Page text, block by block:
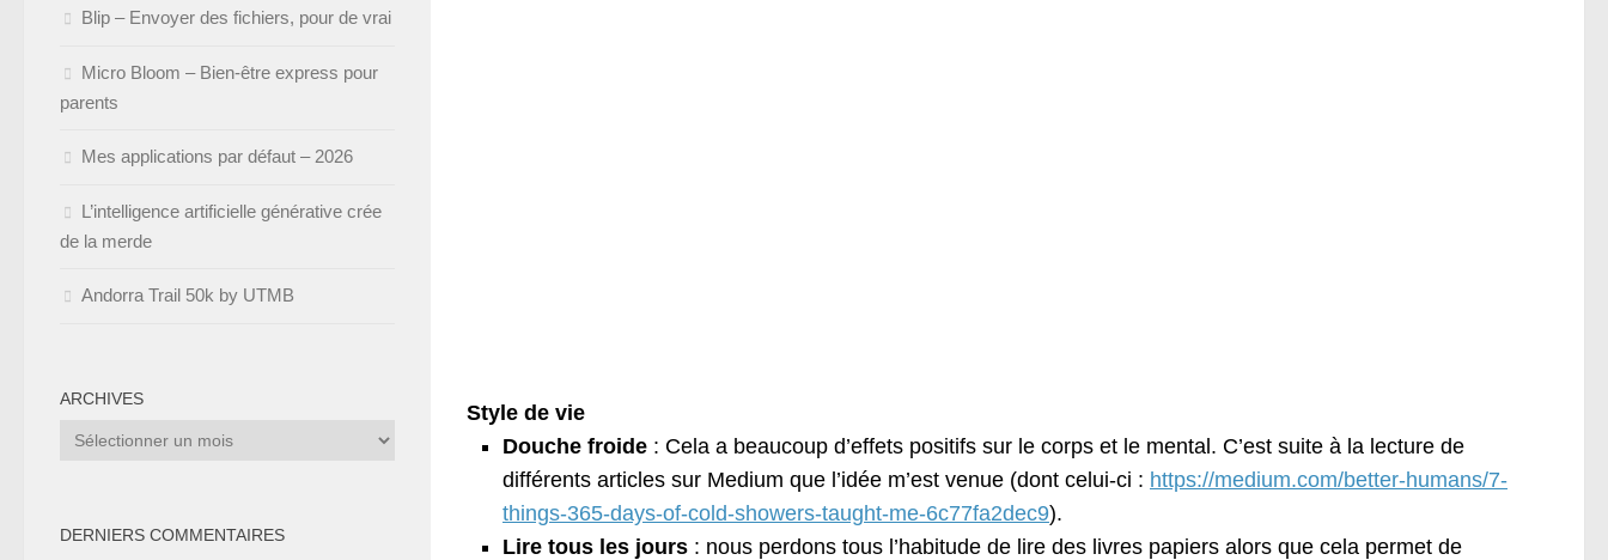
Style de vie
Douche froide : Cela a beaucoup d’effets positifs sur le corps et le mental. C’est suite à la lecture de
différents articles sur Medium que l’idée m’est venue (dont celui-ci : https://medium.com/better-humans/7-
things-365-days-of-cold-showers-taught-me-6c77fa2dec9).
Lire tous les jours : nous perdons tous l’habitude de lire des livres papiers alors que cela permet de
Blip – Envoyer des fichiers, pour de vrai
Micro Bloom – Bien-être express pour
parents
Mes applications par défaut – 2026
L’intelligence artificielle générative crée
de la merde
Andorra Trail 50k by UTMB
ARCHIVES
Archives
DERNIERS COMMENTAIRES